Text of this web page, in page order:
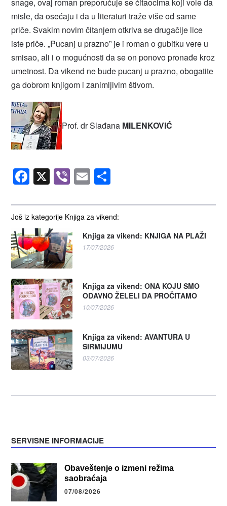
Još iz kategorije Knjiga za vikend:
Knjiga za vikend: KNJIGA NA PLAŽI
17/07/2026
Knjiga za vikend: ONA KOJU SMO
ODAVNO ŽELELI DA PROČITAMO
10/07/2026
Knjiga za vikend: AVANTURA U
SIRMIJUMU
03/07/2026
misle, da osećaju i da u literaturi traže više od same
priče. Svakim novim čitanjem otkriva se drugačije lice
iste priče. „Pucanj u prazno” je i roman o gubitku vere u
smisao, ali i o mogućnosti da se on ponovo pronađe kroz
umetnost. Da vikend ne bude pucanj u prazno, obogatite
ga dobrom knjigom i zanimljivim štivom.
Prof. dr Slađana MILENKOVIĆ
Facebook
X Viber
Email
SERVISNE INFORMACIJE
Obaveštenje o izmeni režima
saobraćaja
07/08/2026